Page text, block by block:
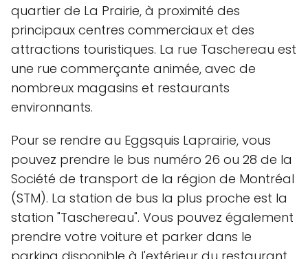
quartier de La Prairie, à proximité des
principaux centres commerciaux et des
attractions touristiques. La rue Taschereau est
une rue commerçante animée, avec de
nombreux magasins et restaurants
environnants.
Pour se rendre au Eggsquis Laprairie, vous
pouvez prendre le bus numéro 26 ou 28 de la
Société de transport de la région de Montréal
(STM). La station de bus la plus proche est la
station "Taschereau". Vous pouvez également
prendre votre voiture et parker dans le